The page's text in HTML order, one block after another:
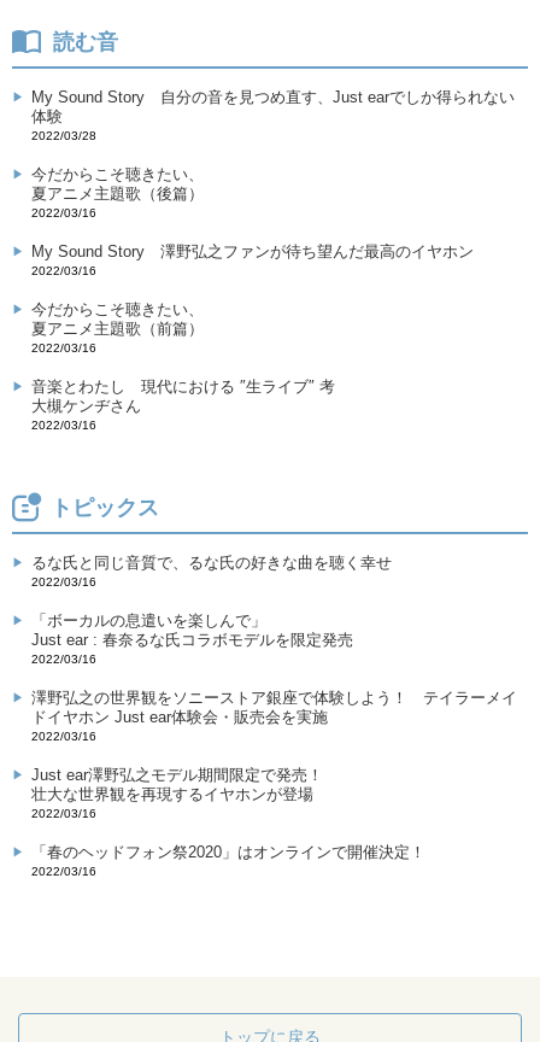
読む音
My Sound Story 自分の音を見つめ直す、Just earでしか得られない
体験
2022/03/28
今だからこそ聴きたい、
夏アニメ主題歌（後篇）
2022/03/16
My Sound Story 澤野弘之ファンが待ち望んだ最高のイヤホン
2022/03/16
今だからこそ聴きたい、
夏アニメ主題歌（前篇）
2022/03/16
音楽とわたし 現代における ″生ライブ″ 考
大槻ケンヂさん
2022/03/16
トピックス
るな氏と同じ音質で、るな氏の好きな曲を聴く幸せ
2022/03/16
「ボーカルの息遣いを楽しんで」
Just ear : 春奈るな氏コラボモデルを限定発売
2022/03/16
澤野弘之の世界観をソニーストア銀座で体験しよう！ テイラーメイ
ドイヤホン Just ear体験会・販売会を実施
2022/03/16
Just ear澤野弘之モデル期間限定で発売！
壮大な世界観を再現するイヤホンが登場
2022/03/16
「春のヘッドフォン祭2020」はオンラインで開催決定！
2022/03/16
トップに戻る